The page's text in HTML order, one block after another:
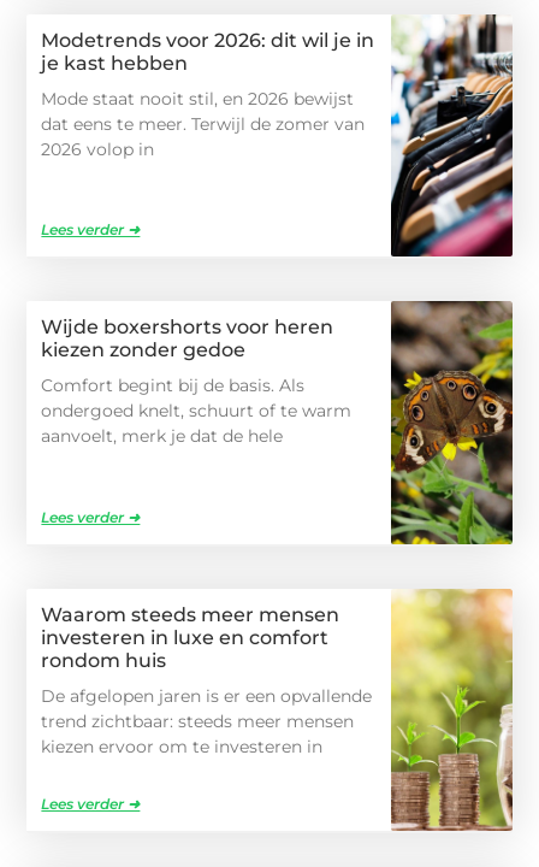
Modetrends voor 2026: dit wil je in
je kast hebben
Mode staat nooit stil, en 2026 bewijst
dat eens te meer. Terwijl de zomer van
2026 volop in
Lees verder ➜
Wijde boxershorts voor heren
kiezen zonder gedoe
Comfort begint bij de basis. Als
ondergoed knelt, schuurt of te warm
aanvoelt, merk je dat de hele
Lees verder ➜
Waarom steeds meer mensen
investeren in luxe en comfort
rondom huis
De afgelopen jaren is er een opvallende
trend zichtbaar: steeds meer mensen
kiezen ervoor om te investeren in
Lees verder ➜